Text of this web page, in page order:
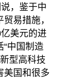
，鉴于中
易措施，
美元的进
“中国制造
型高科技
美国和很多